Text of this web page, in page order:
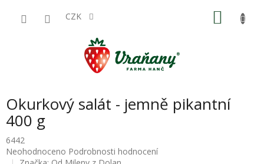
CZK
Okurkový salát - jemně pikantní
400 g
6442
Průměrné
Neohodnoceno Podrobnosti hodnocení